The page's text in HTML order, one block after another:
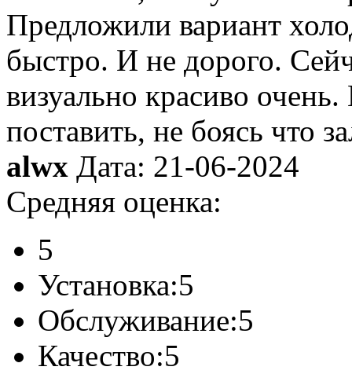
Предложили вариант
быстро. И не дорого.
визуально красиво
поставить, не боясь что
alwx Дата: 21-06-2024
Средняя оценка:
5
Установка:5
Обслуживание:5
Качество:5